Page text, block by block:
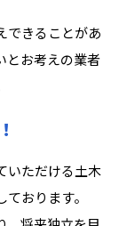
できることがあ
とお考えの業者
いただける土木
おります。